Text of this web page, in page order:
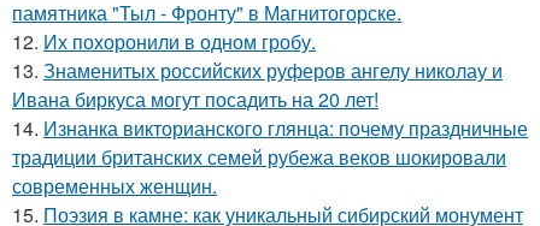
памятника "Тыл - Фронту" в Магнитогорске.
12. Их похоронили в одном гробу.
13. Знаменитых российских руферов ангелу николау и
Ивана биркуса могут посадить на 20 лет!
14. Изнанка викторианского глянца: почему праздничные
традиции британских семей рубежа веков шокировали
современных женщин.
15. Поэзия в камне: как уникальный сибирский монумент